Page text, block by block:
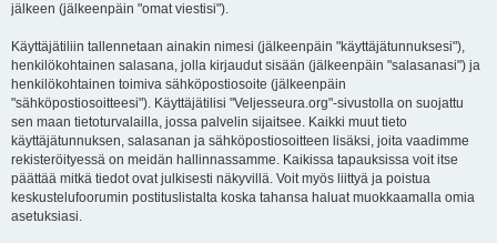
jälkeen (jälkeenpäin "omat viestisi").
Käyttäjätiliin tallennetaan ainakin nimesi (jälkeenpäin "käyttäjätunnuksesi"),
henkilökohtainen salasana, jolla kirjaudut sisään (jälkeenpäin "salasanasi") ja
henkilökohtainen toimiva sähköpostiosoite (jälkeenpäin
"sähköpostiosoitteesi"). Käyttäjätilisi "Veljesseura.org"-sivustolla on suojattu
sen maan tietoturvalailla, jossa palvelin sijaitsee. Kaikki muut tieto
käyttäjätunnuksen, salasanan ja sähköpostiosoitteen lisäksi, joita vaadimme
rekisteröityessä on meidän hallinnassamme. Kaikissa tapauksissa voit itse
päättää mitkä tiedot ovat julkisesti näkyvillä. Voit myös liittyä ja poistua
keskustelufoorumin postituslistalta koska tahansa haluat muokkaamalla omia
asetuksiasi.